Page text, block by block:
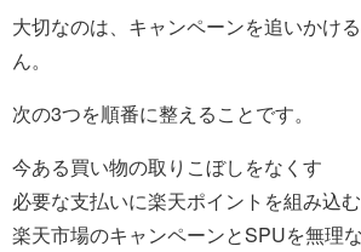
大切なのは、キャンペーンを追いかけ
ん。
次の3つを順番に整えることです。
今ある買い物の取りこぼしをなくす
必要な支払いに楽天ポイントを組み込む
楽天市場のキャンペーンとSPUを無理